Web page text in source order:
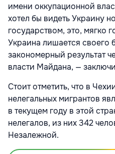
имени оккупационной
хотел бы видеть Украину
государством, это, мягко
Украина лишается своего
закономерный результат
власти Майдана, —
Стоит отметить, что в
нелегальных мигрантов
в текущем году в этой
нелегалов, из них 342
Незалежной.